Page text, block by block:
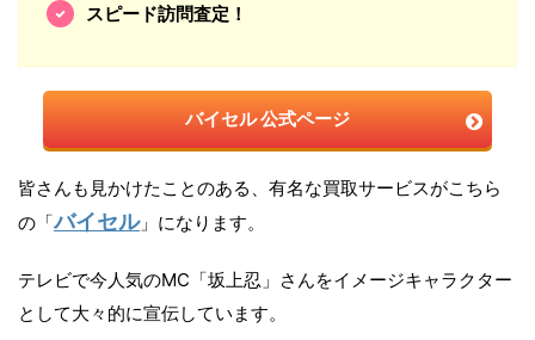
スピード訪問査定！
バイセル 公式ページ
皆さんも見かけたことのある、有名な買取サービスがこちら
の「バイセル」になります。
テレビで今人気のMC「坂上忍」さんをイメージキャラクター
として大々的に宣伝しています。